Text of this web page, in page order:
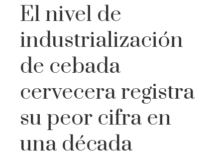
El nivel de
industrialización
de cebada
cervecera registra
su peor cifra en
una década